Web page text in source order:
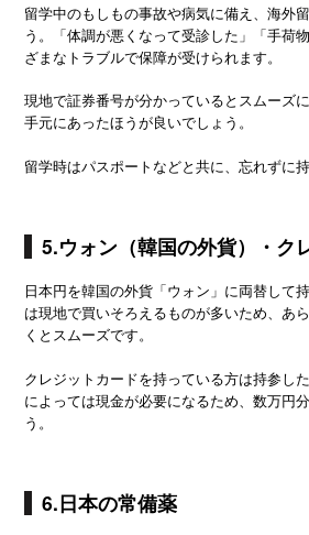
留学中のもしもの事故や病気に備え、海外
う。「体調が悪くなって受診した」「手荷
ざまなトラブルで保障が受けられます。
現地で証券番号が分かっているとスムーズ
手元にあったほうが良いでしょう。
留学時はパスポートなどと共に、忘れずに
5.ウォン（韓国の外貨）・ク
日本円を韓国の外貨「ウォン」に両替して
は現地で買いそろえるものが多いため、あ
くとスムーズです。
クレジットカードを持っている方は持参し
によっては現金が必要になるため、数万円
う。
6.日本の常備薬